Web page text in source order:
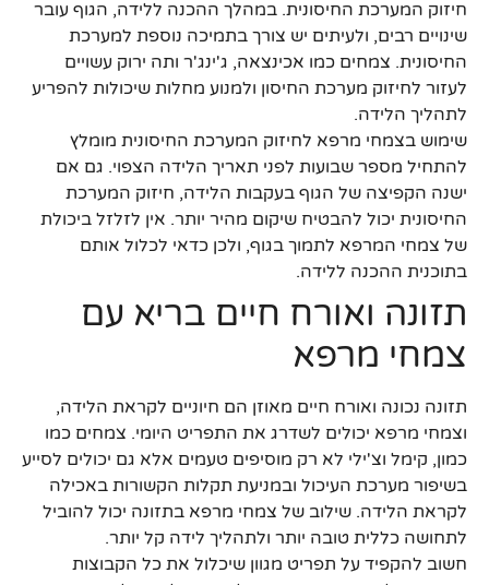
חיזוק המערכת החיסונית. במהלך ההכנה ללידה, הגוף עובר
שינויים רבים, ולעיתים יש צורך בתמיכה נוספת למערכת
החיסונית. צמחים כמו אכינצאה, ג'ינג'ר ותה ירוק עשויים
לעזור לחיזוק מערכת החיסון ולמנוע מחלות שיכולות להפריע
לתהליך הלידה.
שימוש בצמחי מרפא לחיזוק המערכת החיסונית מומלץ
להתחיל מספר שבועות לפני תאריך הלידה הצפוי. גם אם
ישנה הקפיצה של הגוף בעקבות הלידה, חיזוק המערכת
החיסונית יכול להבטיח שיקום מהיר יותר. אין לזלזל ביכולת
של צמחי המרפא לתמוך בגוף, ולכן כדאי לכלול אותם
בתוכנית ההכנה ללידה.
תזונה ואורח חיים בריא עם
צמחי מרפא
תזונה נכונה ואורח חיים מאוזן הם חיוניים לקראת הלידה,
וצמחי מרפא יכולים לשדרג את התפריט היומי. צמחים כמו
כמון, קימל וצ'ילי לא רק מוסיפים טעמים אלא גם יכולים לסייע
בשיפור מערכת העיכול ובמניעת תקלות הקשורות באכילה
לקראת הלידה. שילוב של צמחי מרפא בתזונה יכול להוביל
לתחושה כללית טובה יותר ולתהליך לידה קל יותר.
חשוב להקפיד על תפריט מגוון שיכלול את כל הקבוצות